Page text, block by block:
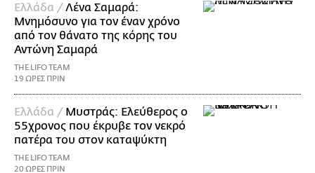
Ελλάδα /Λένα Σαμαρά:
Μνημόσυνο για τον έναν χρόνο
από τον θάνατο της κόρης του
Αντώνη Σαμαρά
THE LIFO TEAM
19 ΩΡΕΣ ΠΡΙΝ
Ελλάδα / Μυστράς: Ελεύθερος ο
55χρονος που έκρυβε τον νεκρό
πατέρα του στον καταψύκτη
THE LIFO TEAM
20 ΩΡΕΣ ΠΡΙΝ